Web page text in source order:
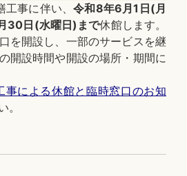
工事に伴い、令和8年6月1日(月
30日(水曜日)まで休館します。
を開設し、一部のサービスを継
開設時間や開設の場所・期間に
事による休館と臨時窓口のお知
。